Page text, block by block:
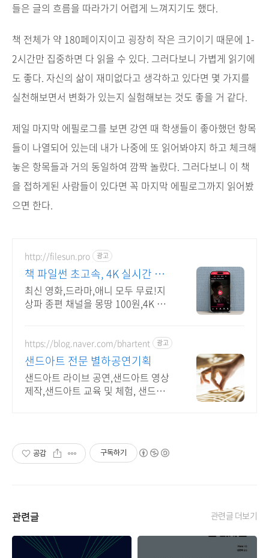
들은 글의 흐름을 따라가기 어렵게 느껴지기도 했다.
책 전체가 약 180페이지이고 굉장히 작은 크기이기 때문에 1-
2시간만 집중하면 다 읽을 수 있다. 그러다보니 가볍게 읽기에
도 좋다. 자신의 삶이 재미없다고 생각하고 있다면 몇 가지를
실천해보면서 변화가 있는지 실험해보는 것도 좋을 거 같다.
제일 마지막 에필로그를 보면 강연 때 학생들이 좋아했던 항목
들이 나열되어 있는데 내가 나중에 또 읽어봐야지 하고 체크해
놓은 항목들과 거의 동일하여 깜짝 놀랐다. 그러다보니 이 책
을 접하게된 사람들이 있다면 꼭 마지막 에필로그까지 읽어봤
으면 한다.
http://filesun.pro 광고
책 파일썬 초고속, 4K 실시간 보
기!
최신 영화,드라마,애니 모두 무료!지
상파 종편 채널을 몽땅 100원,4K 스
https://blog.naver.com/bhartent 광고
샌드아트 전문 별하공연기획
샌드아트 라이브 공연,샌드아트 영상
제작,샌드아트 교육 및 체험, 샌드아
공감 구독하기
관련글 관련글 더보기